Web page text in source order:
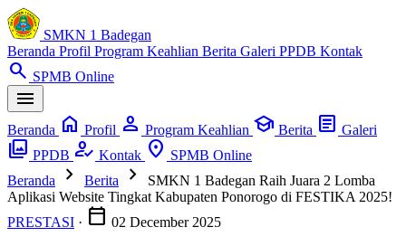
SMKN 1 Badegan
Beranda Profil Program Keahlian Berita Galeri PPDB Kontak
search SPMB Online
menu
Beranda home Profil person Program Keahlian school Berita article Galeri
photo_library PPDB how_to_reg Kontak location_on SPMB Online
Beranda
chevron_right Berita chevron_right
SMKN 1 Badegan Raih Juara 2 Lomba
Aplikasi Website Tingkat Kabupaten Ponorogo di FESTIKA 2025!
PRESTASI · calendar_today 02 December 2025